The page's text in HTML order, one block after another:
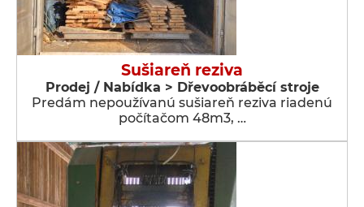
Sušiareň reziva
Prodej / Nabídka > Dřevoobráběcí stroje
Predám nepoužívanú sušiareň reziva riadenú
počítačom 48m3, …